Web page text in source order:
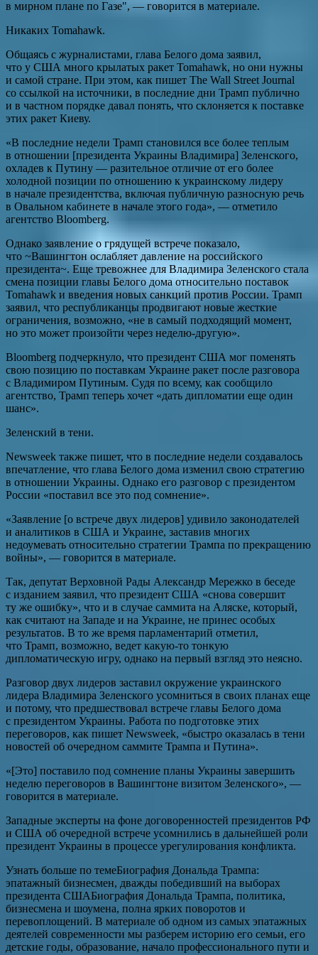
в мирном плане по Газе", — говорится в материале.
Никаких Tomahawk.
Общаясь с журналистами, глава Белого дома заявил,
что у США много крылатых ракет Tomahawk, но они нужны
и самой стране. При этом, как пишет The Wall Street Journal
со ссылкой на источники, в последние дни Трамп публично
и в частном порядке давал понять, что склоняется к поставке
этих ракет Киеву.
«В последние недели Трамп становился все более теплым
в отношении [президента Украины Владимира] Зеленского,
охладев к Путину — разительное отличие от его более
холодной позиции по отношению к украинскому лидеру
в начале президентства, включая публичную разносную речь
в Овальном кабинете в начале этого года», — отметило
агентство Bloomberg.
Однако заявление о грядущей встрече показало,
что ~Вашингтон ослабляет давление на российского
президента~. Еще тревожнее для Владимира Зеленского стала
смена позиции главы Белого дома относительно поставок
Tomahawk и введения новых санкций против России. Трамп
заявил, что республиканцы продвигают новые жесткие
ограничения, возможно, «не в самый подходящий момент,
но это может произойти через неделю-другую».
Bloomberg подчеркнуло, что президент США мог поменять
свою позицию по поставкам Украине ракет после разговора
с Владимиром Путиным. Судя по всему, как сообщило
агентство, Трамп теперь хочет «дать дипломатии еще один
шанс».
Зеленский в тени.
Newsweek также пишет, что в последние недели создавалось
впечатление, что глава Белого дома изменил свою стратегию
в отношении Украины. Однако его разговор с президентом
России «поставил все это под сомнение».
«Заявление [о встрече двух лидеров] удивило законодателей
и аналитиков в США и Украине, заставив многих
недоумевать относительно стратегии Трампа по прекращению
войны», — говорится в материале.
Так, депутат Верховной Рады Александр Мережко в беседе
с изданием заявил, что президент США «снова совершит
ту же ошибку», что и в случае саммита на Аляске, который,
как считают на Западе и на Украине, не принес особых
результатов. В то же время парламентарий отметил,
что Трамп, возможно, ведет какую-то тонкую
дипломатическую игру, однако на первый взгляд это неясно.
Разговор двух лидеров заставил окружение украинского
лидера Владимира Зеленского усомниться в своих планах еще
и потому, что предшествовал встрече главы Белого дома
с президентом Украины. Работа по подготовке этих
переговоров, как пишет Newsweek, «быстро оказалась в тени
новостей об очередном саммите Трампа и Путина».
«[Это] поставило под сомнение планы Украины завершить
неделю переговоров в Вашингтоне визитом Зеленского», —
говорится в материале.
Западные эксперты на фоне договоренностей президентов РФ
и США об очередной встрече усомнились в дальнейшей роли
президент Украины в процессе урегулирования конфликта.
Узнать больше по темеБиография Дональда Трампа:
эпатажный бизнесмен, дважды победивший на выборах
президента СШАБиография Дональда Трампа, политика,
бизнесмена и шоумена, полна ярких поворотов и
перевоплощений. В материале об одном из самых эпатажных
деятелей современности мы разберем историю его семьи, его
детские годы, образование, начало профессионального пути и